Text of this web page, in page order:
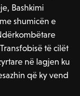
Bashkimi
shumicën e
të cilët
në lagjen ku
që ky vend